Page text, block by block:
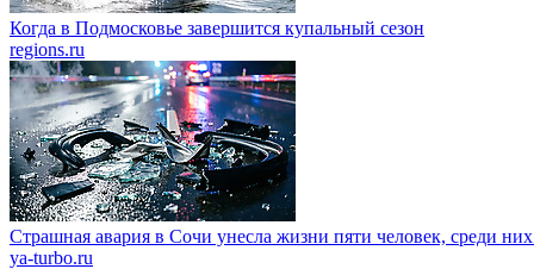
Когда в Подмосковье завершится купальный сезон
regions.ru
Страшная авария в Сочи унесла жизни пяти человек, среди
ya-turbo.ru